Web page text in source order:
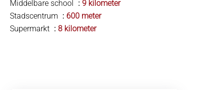
Middelbare school
9 kilometer
Stadscentrum
600 meter
Supermarkt
8 kilometer